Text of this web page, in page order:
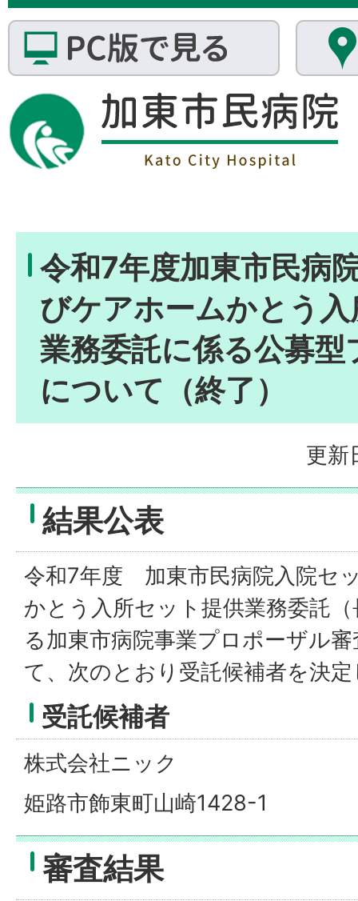
令和7年度加東市民病
びケアホームかとう
業務委託に係る公募
について（終了）
更新
結果公表
令和7年度 加東市民病院入院セ
かとう入所セット提供業務委託
る加東市病院事業プロポーザル
て、次のとおり受託候補者を決
受託候補者
株式会社ニック
姫路市飾東町山崎1428-1
審査結果